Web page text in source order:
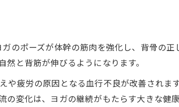
アプローチするか
ックス効果の差
ための工夫
のポーズが体幹の筋肉を強化し、背骨の
と背筋が伸びるようになります。
疲労の原因となる血行不良が改善されま
変化は、ヨガの継続がもたらす大きな健康